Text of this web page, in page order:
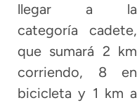
llegar a la
categoría cadete,
que sumará 2 km
corriendo, 8 en
bicicleta y 1 km a